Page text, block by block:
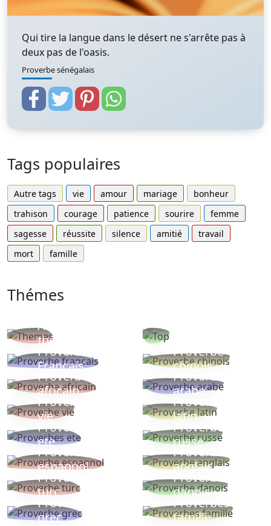
Qui tire la langue dans le désert ne s'arrête pas à
deux pas de l'oasis.
Proverbe sénégalais
Tags populaires
Autre tags vie amour mariage
bonheur
trahison
courage patience sourire
femme
sagesse
réussite silence amitié
travail
mort
famille
Thémes
Autres
thèmes
Proverbe
Français
Proverbe
chinois
Proverbe
africain
Proverbe
arabe
Proverbe
vie
Proverbe
latin
Proverbes
ete
Proverbe
russe
Proverbe
espagnol
Proverbe
anglais
Proverbe
turc
Proverbe
danois
Proverbe
grec
Proverbes
famille